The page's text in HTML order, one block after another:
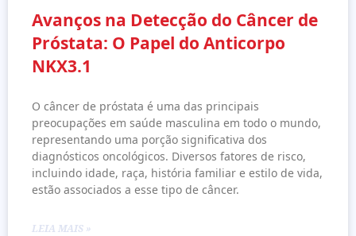
Avanços na Detecção do Câncer de
Próstata: O Papel do Anticorpo
NKX3.1
O câncer de próstata é uma das principais
preocupações em saúde masculina em todo o mundo,
representando uma porção significativa dos
diagnósticos oncológicos. Diversos fatores de risco,
incluindo idade, raça, história familiar e estilo de vida,
estão associados a esse tipo de câncer.
LEIA MAIS »